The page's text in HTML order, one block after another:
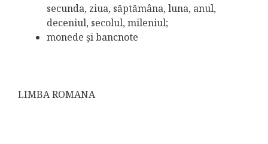
secunda, ziua, săptămâna, luna, anul,
deceniul, secolul, mileniul;
monede şi bancnote
LIMBA ROMANA